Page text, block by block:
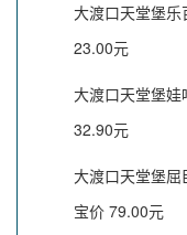
大渡口天堂堡
23.00元
大渡口天堂堡
32.90元
大渡口天堂堡
宝价 79.00元